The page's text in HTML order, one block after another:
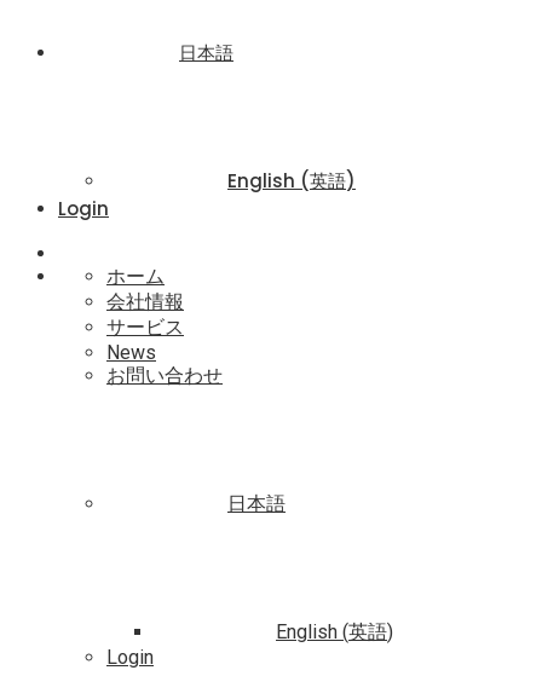
日本語
English (英語)
Login
ホーム
会社情報
サービス
News
お問い合わせ
日本語
English (英語)
Login